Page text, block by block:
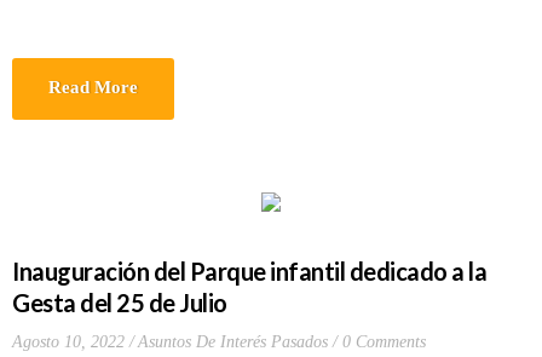
Read More
Inauguración del Parque infantil dedicado a la
Gesta del 25 de Julio
Agosto 10, 2022 Asuntos De Interés Pasados 0 Comments